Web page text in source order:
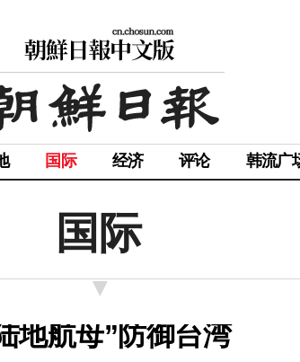
国际 经济 评论 韩流广
国际
地航母”防御台湾